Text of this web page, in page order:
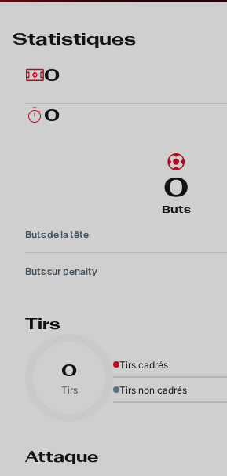
Statistiques
0
0
0
Buts
Buts de la tête
Buts sur penalty
Tirs
0
Tirs
Tirs cadrés
Tirs non cadrés
Attaque